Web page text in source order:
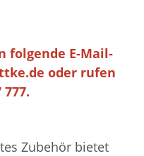
folgende E-Mail-
oder rufen
777.
Zubehör bietet